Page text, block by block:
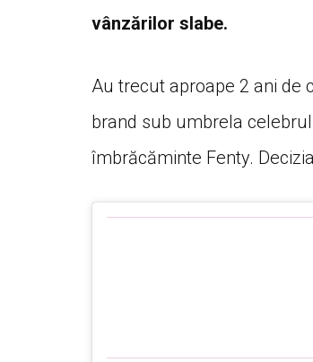
vânzărilor slabe.
Au trecut aproape 2 ani de
brand sub umbrela
îmbrăcăminte Fenty.